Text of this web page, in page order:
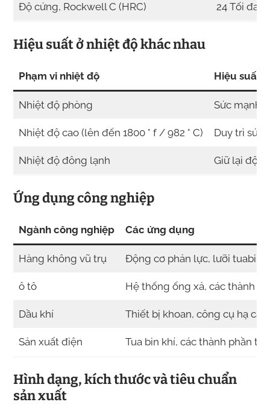
Độ cứng, Rockwell C (HRC) 24 Tối đa
Hiệu suất ở nhiệt độ khác nhau
Phạm vi nhiệt độ Hiệu suất
Nhiệt độ phòng Sức mạnh
Nhiệt độ cao (lên đến 1800 ° f / 982 ° C) Duy trì sức
Nhiệt độ đông lạnh Giữ lại độ
Ứng dụng công nghiệp
Ngành công nghiệp Các ứng dụng
Hàng không vũ trụ Động cơ phản lực, lưỡi tuabin,
ô tô Hệ thống ống xả, các thành
Dầu khí Thiết bị khoan, công cụ hạ cấp.
Sản xuất điện Tua bin khí, các thành phần
Hình dạng, kích thước và tiêu chuẩn
sản xuất